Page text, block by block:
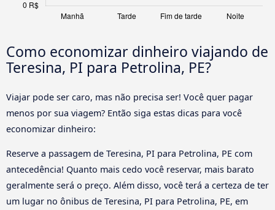
Como economizar dinheiro viajando de
Teresina, PI para Petrolina, PE?
Viajar pode ser caro, mas não precisa ser! Você quer pagar
menos por sua viagem? Então siga estas dicas para você
economizar dinheiro:
Reserve a passagem de Teresina, PI para Petrolina, PE com
antecedência! Quanto mais cedo você reservar, mais barato
geralmente será o preço. Além disso, você terá a certeza de ter
um lugar no ônibus de Teresina, PI para Petrolina, PE, em